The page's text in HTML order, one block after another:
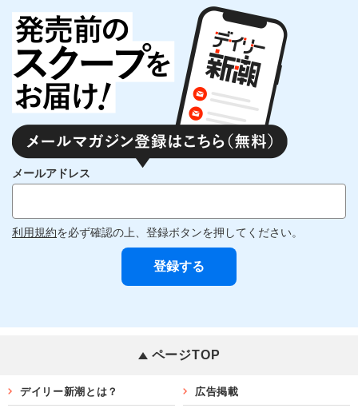
メールアドレス
利用規約を必ず確認の上、登録ボタンを押してください。
ページTOP
デイリー新潮とは？ 広告掲載